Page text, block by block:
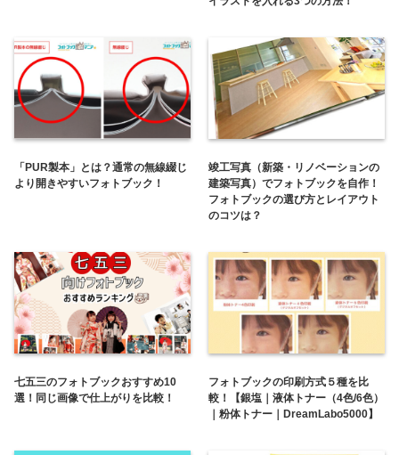
「PUR製本」とは？通常の無線綴じ
より開きやすいフォトブック！
竣工写真（新築・リノベーションの
建築写真）でフォトブックを自作！
フォトブックの選び方とレイアウト
のコツは？
七五三のフォトブックおすすめ10
選！同じ画像で仕上がりを比較！
フォトブックの印刷方式５種を比
較！【銀塩｜液体トナー（4色/6色）
｜粉体トナー｜DreamLabo5000】